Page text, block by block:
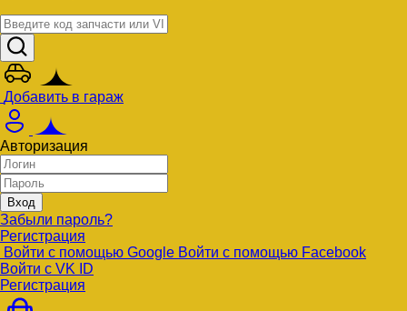
Добавить в гараж
Авторизация
Забыли пароль?
Регистрация
Войти с помощью Google Войти с помощью Facebook
Войти с VK ID
Регистрация